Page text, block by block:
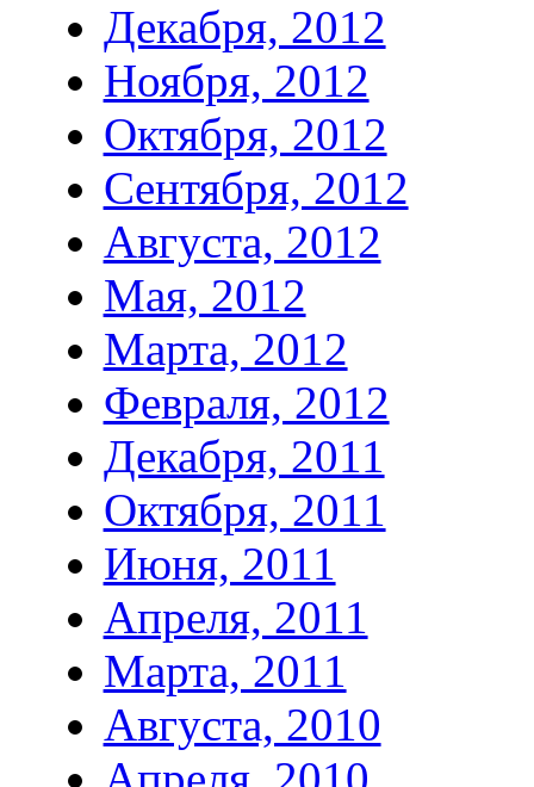
Декабря, 2012
Ноября, 2012
Октября, 2012
Сентября, 2012
Августа, 2012
Мая, 2012
Марта, 2012
Февраля, 2012
Декабря, 2011
Октября, 2011
Июня, 2011
Апреля, 2011
Марта, 2011
Августа, 2010